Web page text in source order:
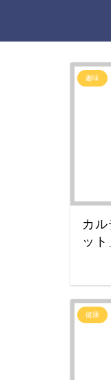
趣味
カ
ッ
健康